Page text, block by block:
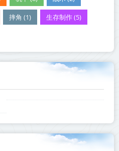
摔角 (1) 生存制作 (5)